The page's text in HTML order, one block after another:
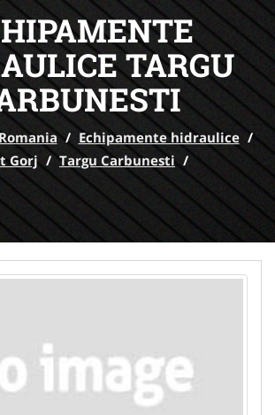
TARGU
/ Echipamente hidraulice /
Gorj / Targu Carbunesti /